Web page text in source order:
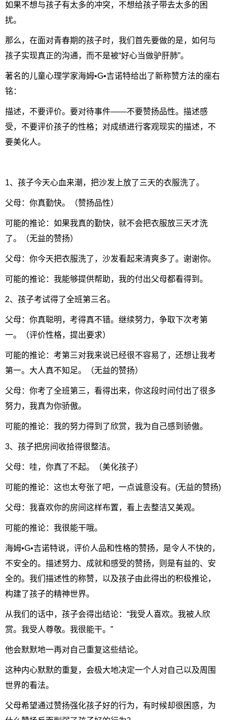
如果不想与孩子有太多的冲突，不想给孩子带去太多的困
扰。
那么，在面对青春期的孩子时，我们首先要做的是，如何与
孩子实现真正的沟通，而不是被“好心当做驴肝肺”。
著名的儿童心理学家海姆•G•吉诺特给出了新称赞方法的座右
铭：
描述，不要评价。要对待事件——不要赞扬品性。描述感
受，不要评价孩子的性格；对成绩进行客观现实的描述，不
要美化人。
1、孩子今天心血来潮，把沙发上放了三天的衣服洗了。
父母：你真勤快。（赞扬品性）
可能的推论：如果我真的勤快，就不会把衣服放三天才洗
了。（无益的赞扬）
父母：你今天把衣服洗了，沙发看起来清爽多了。谢谢你。
可能的推论：我能够提供帮助，我的付出父母都看得到。
2、孩子考试得了全班第三名。
父母：你真聪明，考得真不错。继续努力，争取下次考第
一。（评价性格，提出要求）
可能的推论：考第三对我来说已经很不容易了，还想让我考
第一。大人真不知足。（无益的赞扬）
父母：你考了全班第三，看得出来，你这段时间付出了很多
努力，我真为你骄傲。
可能的推论：我的努力得到了欣赏，我为自己感到骄傲。
3、孩子把房间收拾得很整洁。
父母：哇，你真了不起。（美化孩子）
可能的推论：这也太夸张了吧，一点诚意没有。(无益的赞扬)
父母：我喜欢你的房间这样布置，看上去整洁又美观。
可能的推论：我很能干哦。
海姆•G•吉诺特说，评价人品和性格的赞扬，是令人不快的，
不安全的。描述努力、成就和感受的赞扬，则是有益的、安
全的。我们描述性的称赞，以及孩子由此得出的积极推论，
构建了孩子的精神世界。
从我们的话中，孩子会得出结论：“我受人喜欢。我被人欣
赏。我受人尊敬。我很能干。”
他会默默地一再对自己重复这些结论。
这种内心默默的重复，会极大地决定一个人对自己以及周围
世界的看法。
父母希望通过赞扬强化孩子好的行为，有时候却很困惑，为